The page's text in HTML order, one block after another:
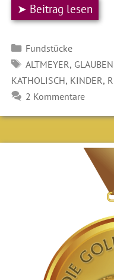
➤ Beitrag lesen
Kategorien
Fundstücke
SCHLAGWÖRTER
ALTMEYER, GLAUBEN
KATHOLISCH, KINDER,
2 Kommentare